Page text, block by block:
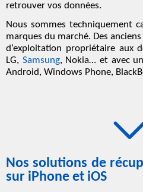
retrouver vos données.
Nous sommes techniquement
marques du marché. Des
d’exploitation propriétaire aux
LG, Samsung, Nokia… et avec
Android, Windows Phone,
Nos solutions de
sur iPhone et iOS